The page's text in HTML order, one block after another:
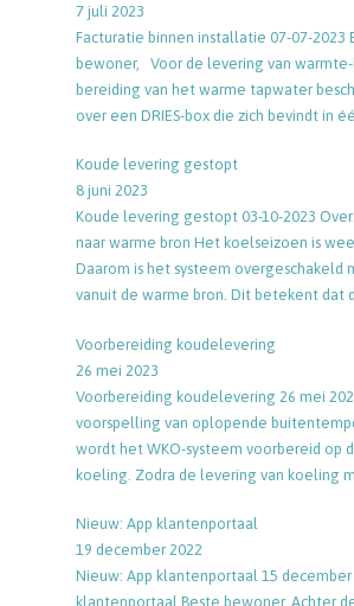
7 juli 2023
Facturatie binnen installatie 07-07-2023
bewoner, Voor de levering van
bereiding van het warme tapwater
over een DRIES-box die zich bevindt in
Koude levering gestopt
8 juni 2023
Koude levering gestopt 03-10-2023
naar warme bron Het koelseizoen is
Daarom is het systeem overgeschakeld
vanuit de warme bron. Dit betekent dat
Voorbereiding koudelevering
26 mei 2023
Voorbereiding koudelevering 26 mei
voorspelling van oplopende
wordt het WKO-systeem voorbereid op
koeling. Zodra de levering van koeling
Nieuw: App klantenportaal
19 december 2022
Nieuw: App klantenportaal 15 december
klantenportaal Beste bewoner, Achter